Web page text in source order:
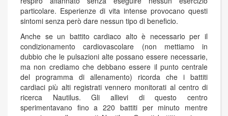
particolare. Esperienze di vita intense provocano questi
sintomi senza però dare nessun tipo di beneficio.
Anche se un battito cardiaco alto è necessario per il
condizionamento cardiovascolare (non mettiamo in
dubbio che le pulsazioni alte possano essere necessarie,
ma non crediamo che debbano essere il punto centrale
del programma di allenamento) ricorda che i battiti
cardiaci più alti registrati vennero monitorati al centro di
ricerca Nautilus. Gli allievi di questo centro
sperimentavano fino a 220 battiti per minuto mentre